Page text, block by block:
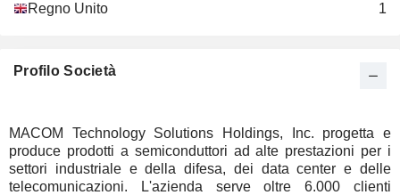
Regno Unito
1
Profilo Società
MACOM Technology Solutions Holdings, Inc. progetta e
produce prodotti a semiconduttori ad alte prestazioni per i
settori industriale e della difesa, dei data center e delle
telecomunicazioni. L'azienda serve oltre 6.000 clienti